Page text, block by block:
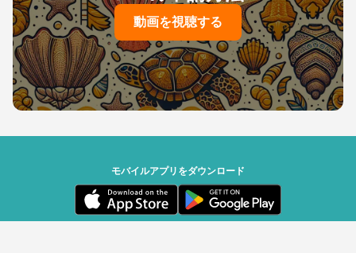
動画を視聴する
モバイルアプリをダウンロード